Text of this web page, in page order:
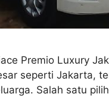
Premio Luxury
seperti Jakarta,
Salah satu